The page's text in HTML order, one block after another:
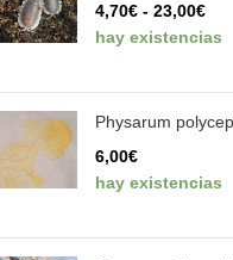
4,70€ - 23,00€
hay existencias
Physarum
6,00€
hay existencias